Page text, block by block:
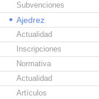
Subvenciones
Ajedrez
Actualidad
Inscripciones
Normativa
Actualidad
Artículos